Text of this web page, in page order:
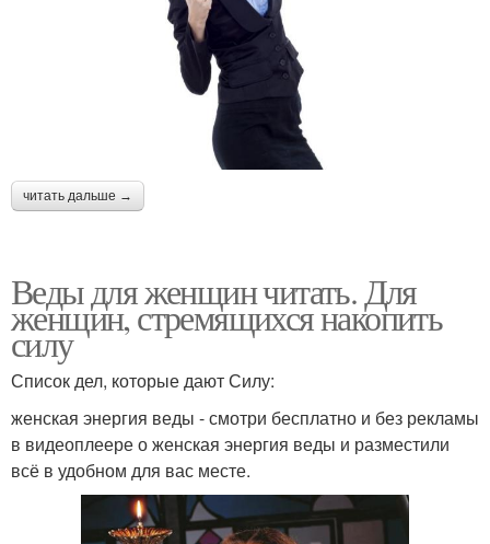
читать дальше →
Веды для женщин читать. Для
женщин, стремящихся накопить
силу
Список дел, которые дают Силу:
женская энергия веды - смотри бесплатно и без рекламы
в видеоплеере о женская энергия веды и разместили
всё в удобном для вас месте.